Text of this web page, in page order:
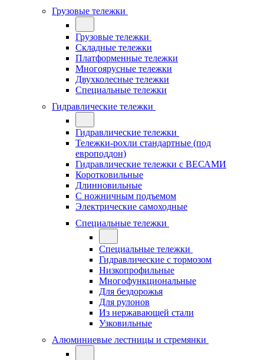
Грузовые тележки
Грузовые тележки
Складные тележки
Платформенные тележки
Многоярусные тележки
Двухколесные тележки
Специальные тележки
Гидравлические тележки
Гидравлические тележки
Тележки-рохли стандартные (под
европоддон)
Гидравлические тележки с ВЕСАМИ
Коротковильные
Длинновильные
С ножничным подъемом
Электрические самоходные
Специальные тележки
Специальные тележки
Гидравлические с тормозом
Низкопрофильные
Многофункциональные
Для бездорожья
Для рулонов
Из нержавающей стали
Узковильные
Алюминиевые лестницы и стремянки